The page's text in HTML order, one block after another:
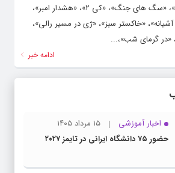
سانی»، «گریه نکن مربی»، «سگ های جنگ»، «کی ۲»، «هشدار امبر»،
«آخرین آشیانه»، «خاکستر سبز»، «ژی در مسیر رالی»،
«در گرمای شب»،...
ادامه خبر
اخبار آموزشی
۱۵ مرداد ۱۴۰۵
حضور ۷۵ دانشگاه ایرانی در تایمز ۲۰۲۷